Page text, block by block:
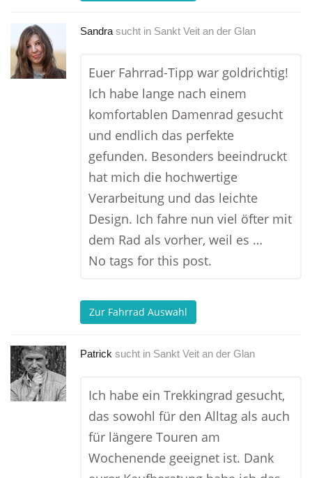
Sandra sucht in Sankt Veit an der Glan
Euer Fahrrad-Tipp war goldrichtig!
Ich habe lange nach einem
komfortablen Damenrad gesucht
und endlich das perfekte
gefunden. Besonders beeindruckt
hat mich die hochwertige
Verarbeitung und das leichte
Design. Ich fahre nun viel öfter mit
dem Rad als vorher, weil es …
No tags for this post.
Zur Fahrrad Auswahl
Patrick sucht in Sankt Veit an der Glan
Ich habe ein Trekkingrad gesucht,
das sowohl für den Alltag als auch
für längere Touren am
Wochenende geeignet ist. Dank